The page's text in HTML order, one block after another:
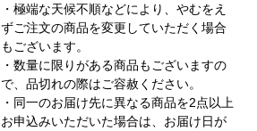
・極端な天候不順などにより、やむをえ
ずご注文の商品を変更していただく場合
もございます。
・数量に限りがある商品もございますの
で、品切れの際はご容赦ください。
・同一のお届け先に異なる商品を2点以上
お申込みいただいた場合は、お届け日が